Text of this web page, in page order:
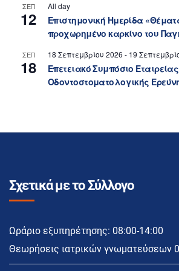
ΣΕΠ
12
All day
Επιστημονική Ημερίδα
προχωρημένο καρκίνο του
ΣΕΠ
18
18 Σεπτεμβρίου 2026 - 19
Επετειακό Συμπόσιο Εταιρείας
Οδοντοστοματολογικής
Σχετικά με το Σύλλογο
Ωράριο εξυπηρέτησης: 08:00-14:00
Θεωρήσεις ιατρικών γνωματεύσεων